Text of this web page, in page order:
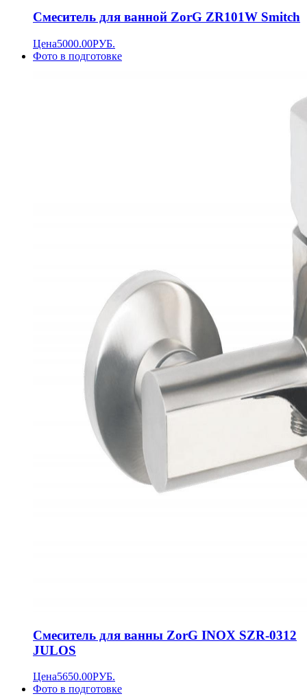
Смеситель для ванной ZorG ZR101W Smitch
Цена5000.00РУБ.
Фото в подготовке
Смеситель для ванны ZorG INOX SZR-0312
JULOS
Цена5650.00РУБ.
Фото в подготовке